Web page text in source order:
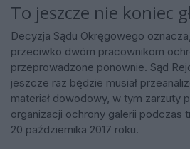
To jeszcze nie koniec
Decyzja Sądu Okręgowego
przeciwko dwóm pracownikom
przeprowadzone ponownie. Sąd
jeszcze raz będzie musiał
materiał dowodowy, w tym zarzuty
organizacji ochrony galerii podczas
20 października 2017 roku.